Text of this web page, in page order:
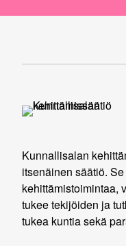
Kunnallisalan
itsenäinen säätiö.
kehittämistoimintaa,
tukee tekijöiden ja
tukea kuntia sekä